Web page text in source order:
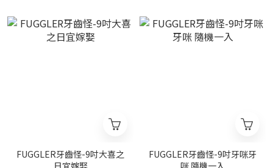
FUGGLER牙齒怪-9吋大喜之
日宜嫁娶
FUGGLER牙齒怪-9吋牙咪牙
咪 隨機一入